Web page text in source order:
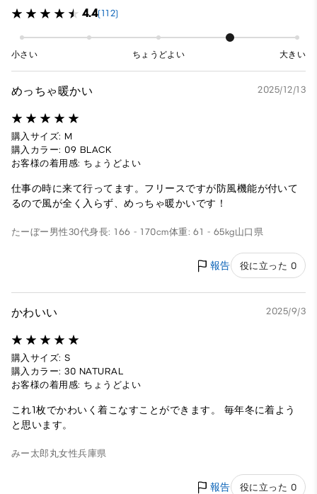
4.4(112)
小さい ちょうどよい 大きい
めっちゃ暖かい 2025/12/13
購入サイズ: M
購入カラー: 09 BLACK
お客様の着用感: ちょうどよい
仕事の時に来て行ってます。フリースですが防風機能が付いて
るので風が全く入らず、めっちゃ暖かいです！
たーぼー 男性30代身長: 166 - 170cm体重: 61 - 65kg山口県
報告 役に立った 0
かわいい 2025/9/3
購入サイズ: S
購入カラー: 30 NATURAL
お客様の着用感: ちょうどよい
これ1枚でかわいく着こなすことができます。 毎年冬に着よう
と思います。
みー太郎丸女性兵庫県
報告 役に立った 0